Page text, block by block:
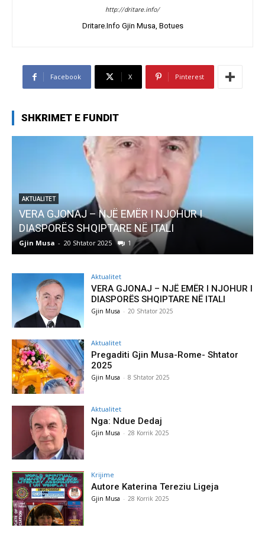
http://dritare.info/
Dritare.Info Gjin Musa, Botues
Facebook X Pinterest
SHKRIMET E FUNDIT
EMËR I NJOHUR I
NË ITALI
1
AKTUALITET
Pregaditi Gjin Musa-
Gjin Musa
Aktualitet
VERA GJONAJ – NJË EMËR I NJOHUR I
DIASPORËS SHQIPTARE NË ITALI
Gjin Musa - 20 Shtator 2025
Aktualitet
Pregaditi Gjin Musa-Rome- Shtator
2025
Gjin Musa - 8 Shtator 2025
Aktualitet
Nga: Ndue Dedaj
Gjin Musa - 28 Korrik 2025
Krijime
Autore Katerina Tereziu Ligeja
Gjin Musa - 28 Korrik 2025